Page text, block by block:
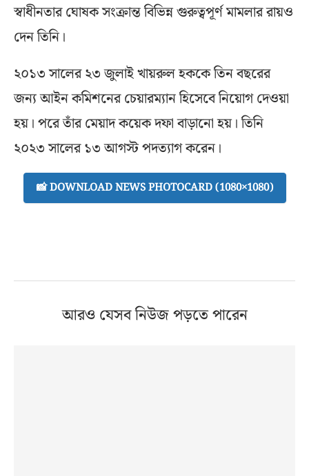
স্বাধীনতার ঘোষক সংক্রান্ত বিভিন্ন গুরুত্বপূর্ণ মামলার রায়ও
দেন তিনি।
২০১৩ সালের ২৩ জুলাই খায়রুল হককে তিন বছরের
জন্য আইন কমিশনের চেয়ারম্যান হিসেবে নিয়োগ দেওয়া
হয়। পরে তাঁর মেয়াদ কয়েক দফা বাড়ানো হয়। তিনি
২০২৩ সালের ১৩ আগস্ট পদত্যাগ করেন।
📸 DOWNLOAD NEWS PHOTOCARD (1080×1080)
আরও যেসব নিউজ পড়তে পারেন